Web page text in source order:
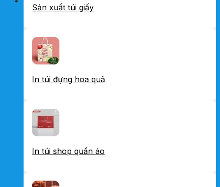
Sản xuất túi giấy
In túi đựng hoa quả
In túi shop quần áo